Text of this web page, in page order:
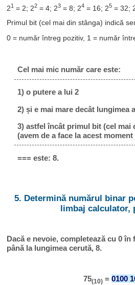
21 = 2; 22 = 4; 23 = 8; 24 = 16; 25 = 32;
Primul bit (cel mai din stânga) indică
0 = număr întreg pozitiv, 1 = număr
Cel mai mic număr care este:
1) o putere a lui 2
2) și e mai mare decât lungimea
3) astfel încât primul bit (cel mai
(avem de a face la acest
=== este: 8.
5. Determină numărul binar
limbaj calculator,
Dacă e nevoie, completează cu 0
până la lungimea cerută, 8.
75(10) = 0100